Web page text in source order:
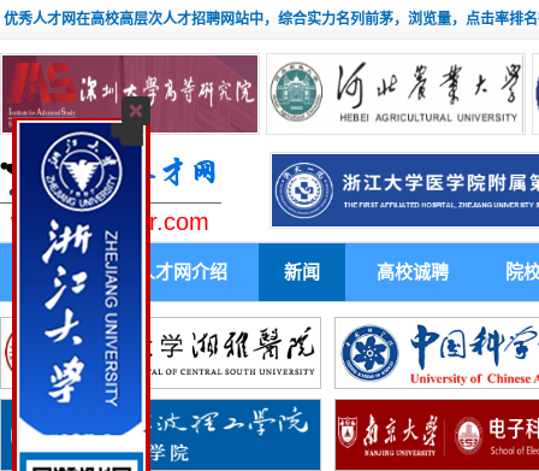
优秀人才网在高校高层次人才招聘网站中，综合实力名列前茅，浏览量，点击率排
www.youxiuhr.com
首 页 人才网介绍 新闻 高校诚聘 院